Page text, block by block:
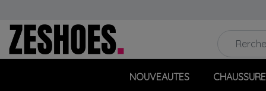
NOUVEAUTES